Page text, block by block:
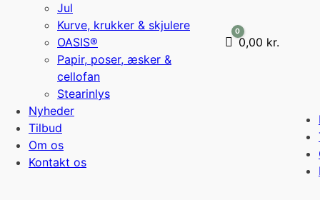
Jul
Kurve, krukker & skjulere
OASIS®
Papir, poser, æsker &
cellofan
Stearinlys
Nyheder
Tilbud
Om os
Kontakt os
Cart
0
0,00 kr.